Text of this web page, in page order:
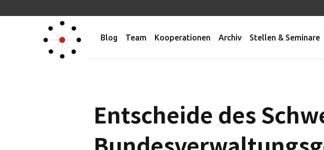
Blog Team Kooperationen Archiv Stellen & Seminare
Entscheide des